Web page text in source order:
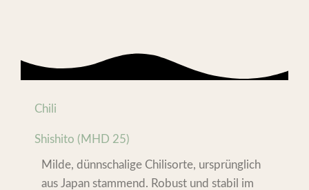
Chili
Shishito (MHD 25)
Milde, dünnschalige Chilisorte, ursprünglich
aus Japan stammend. Robust und stabil im